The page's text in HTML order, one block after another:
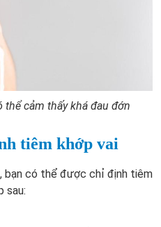
cảm thấy khá đau đớn
tiêm khớp vai
bạn có thể được chỉ định tiêm
sau: